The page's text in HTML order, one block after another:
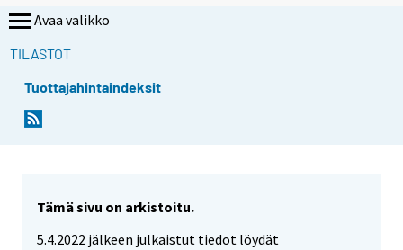
Avaa valikko
TILASTOT
Tuottajahintaindeksit
Tämä sivu on arkistoitu.
5.4.2022 jälkeen julkaistut tiedot löydät